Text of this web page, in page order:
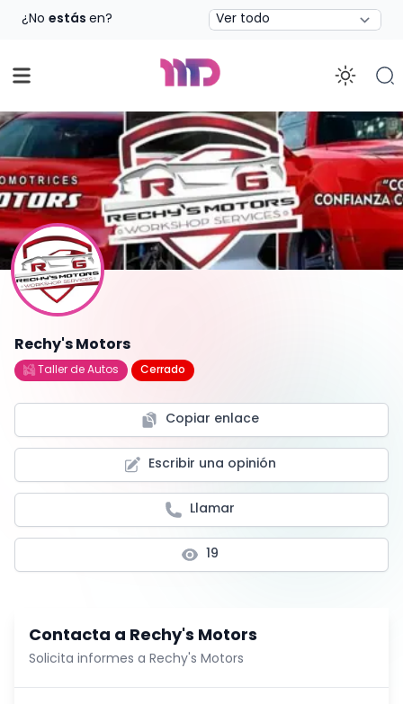
¿No estás en? Estado
Rechy's Motors
Taller de Autos Cerrado
Copiar enlace
Escribir una opinión
Llamar
19
Contacta a Rechy's Motors
Solicita informes a Rechy's Motors